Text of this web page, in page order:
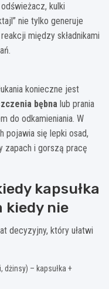
odświeżacz, kulki
nie tylko generuje
między składnikami
konieczne jest
bębna lub prania
do odkamieniania. W
pojawia się lepki osad,
zapach i gorszą pracę
kapsułka
kiedy nie
decyzyjny, który ułatwi
dżinsy) – kapsułka +